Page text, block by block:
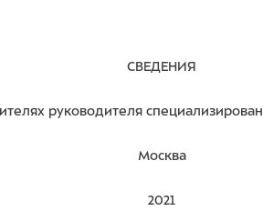
СВЕДЕНИЯ
руководителя
Москва
2021